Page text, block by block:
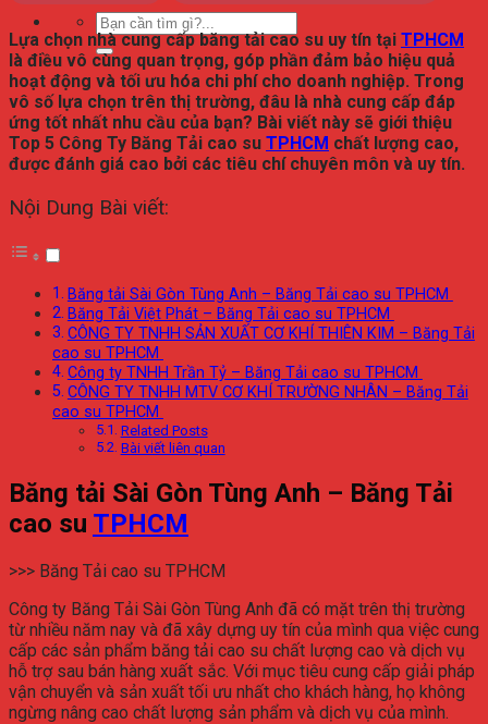
Lựa chọn nhà cung cấp băng tải cao su uy tín tại TPHCM
là điều vô cùng quan trọng, góp phần đảm bảo hiệu quả
hoạt động và tối ưu hóa chi phí cho doanh nghiệp. Trong
vô số lựa chọn trên thị trường, đâu là nhà cung cấp đáp
ứng tốt nhất nhu cầu của bạn? Bài viết này sẽ giới thiệu
Top 5 Công Ty Băng Tải cao su TPHCM chất lượng cao,
được đánh giá cao bởi các tiêu chí chuyên môn và uy tín.
Nội Dung Bài viết:
Băng tải Sài Gòn Tùng Anh – Băng Tải cao su TPHCM
Băng Tải Việt Phát – Băng Tải cao su TPHCM
CÔNG TY TNHH SẢN XUẤT CƠ KHÍ THIÊN KIM – Băng Tải
cao su TPHCM
Công ty TNHH Trần Tỷ – Băng Tải cao su TPHCM
CÔNG TY TNHH MTV CƠ KHÍ TRƯỜNG NHÂN – Băng Tải
cao su TPHCM
Related Posts
Bài viết liên quan
Băng tải Sài Gòn Tùng Anh – Băng Tải
cao su TPHCM
>>> Băng Tải cao su TPHCM
Công ty Băng Tải Sài Gòn Tùng Anh đã có mặt trên thị trường
từ nhiều năm nay và đã xây dựng uy tín của mình qua việc cung
cấp các sản phẩm băng tải cao su chất lượng cao và dịch vụ
hỗ trợ sau bán hàng xuất sắc. Với mục tiêu cung cấp giải pháp
vận chuyển và sản xuất tối ưu nhất cho khách hàng, họ không
ngừng nâng cao chất lượng sản phẩm và dịch vụ của mình.